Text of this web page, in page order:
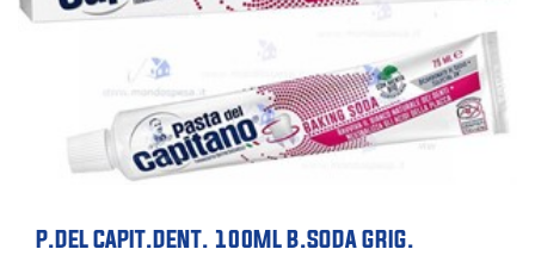
P.DEL CAPIT.DENT. 100ML B.SODA GRIG.